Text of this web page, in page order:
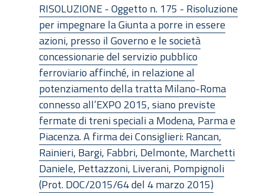
RISOLUZIONE - Oggetto n. 175 - Risoluzione
per impegnare la Giunta a porre in essere
azioni, presso il Governo e le società
concessionarie del servizio pubblico
ferroviario affinché, in relazione al
potenziamento della tratta Milano-Roma
connesso all’EXPO 2015, siano previste
fermate di treni speciali a Modena, Parma e
Piacenza. A firma dei Consiglieri: Rancan,
Rainieri, Bargi, Fabbri, Delmonte, Marchetti
Daniele, Pettazzoni, Liverani, Pompignoli
(Prot. DOC/2015/64 del 4 marzo 2015)